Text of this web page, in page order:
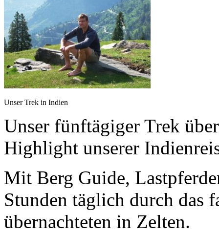
Unser Trek in Indien
Unser fünftägiger Trek
Highlight unserer
Mit Berg Guide,
Stunden täglich durch das
übernachteten in Zelten.